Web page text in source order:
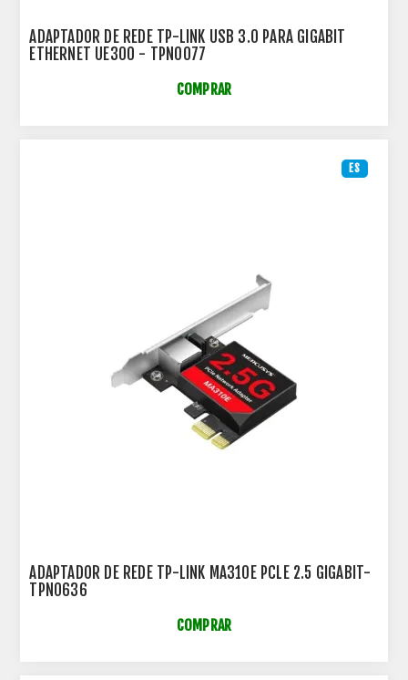
ADAPTADOR DE REDE TP-LINK USB 3.0 PARA GIGABIT
ETHERNET UE300 - TPN0077
COMPRAR
ES
ADAPTADOR DE REDE TP-LINK MA310E PCLE 2.5 GIGABIT-
TPN0636
COMPRAR